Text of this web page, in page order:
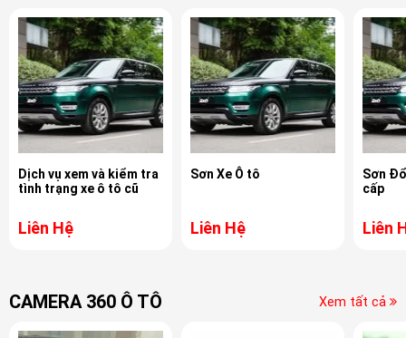
Dịch vụ xem và kiểm tra
tình trạng xe ô tô cũ
Liên Hệ
Sơn Xe Ô tô
Liên Hệ
Sơn
cấp
Liên
CAMERA 360 Ô TÔ Xem tất cả